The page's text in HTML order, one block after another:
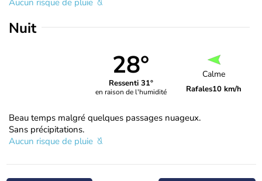
Nuit
28°
Ressenti 31°
en raison de l'humidité
Calme
Rafales10 km/h
Beau temps malgré quelques passages nuageux.
Sans précipitations.
Aucun risque de pluie